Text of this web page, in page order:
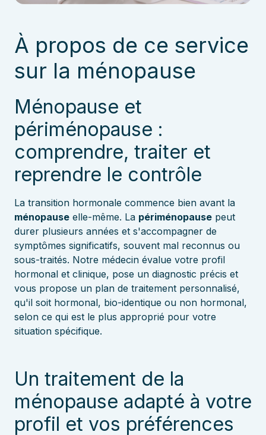
À propos de ce service
sur la ménopause
Ménopause et
périménopause :
comprendre, traiter et
reprendre le contrôle
La transition hormonale commence bien avant la
ménopause elle-même. La périménopause peut
durer plusieurs années et s'accompagner de
symptômes significatifs, souvent mal reconnus ou
sous-traités. Notre médecin évalue votre profil
hormonal et clinique, pose un diagnostic précis et
vous propose un plan de traitement personnalisé,
qu'il soit hormonal, bio-identique ou non hormonal,
selon ce qui est le plus approprié pour votre
situation spécifique.
Un traitement de la
ménopause adapté à votre
profil et vos préférences